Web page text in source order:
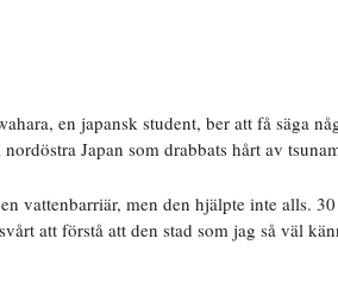
en japansk student, ber att få säga
Japan som drabbats hårt av
vattenbarriär, men den hjälpte inte alls.
att förstå att den stad som jag så väl